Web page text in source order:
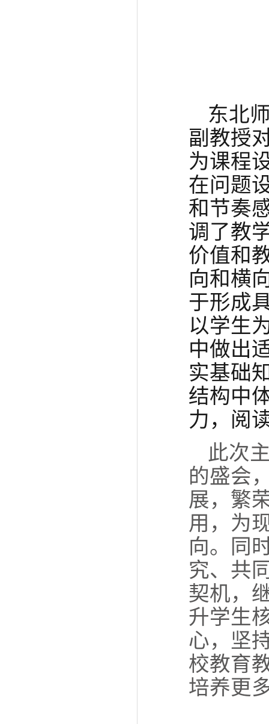
东北
副教授
为课程
在问题
和节奏
调了教
价值和
向和横
于形成
以学生
中做出
实基础
结构中
力，阅
此次
的盛会
展，繁
用，为
向。同
究、共
契机，
升学生
心，坚
校教育
培养更